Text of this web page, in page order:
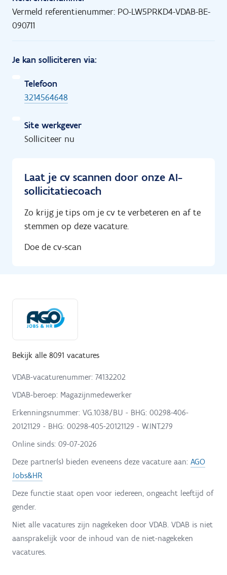
Vermeld referentienummer: PO-LW5PRKD4-VDAB-BE-
090711
Je kan solliciteren via:
Telefoon
3214564648
Site werkgever
Solliciteer nu
Laat je cv scannen door onze AI-
sollicitatiecoach
Zo krijg je tips om je cv te verbeteren en af te
stemmen op deze vacature.
Doe de cv-scan
Bekijk alle 8091 vacatures
VDAB-vacaturenummer: 74132202
VDAB-beroep: Magazijnmedewerker
Erkenningsnummer: VG.1038/BU - BHG: 00298-406-
20121129 - BHG: 00298-405-20121129 - W.INT.279
Online sinds: 09-07-2026
Deze partner(s) bieden eveneens deze vacature aan: AGO
Jobs&HR
Deze functie staat open voor iedereen, ongeacht leeftijd of
gender.
Niet alle vacatures zijn nagekeken door VDAB. VDAB is niet
aansprakelijk voor de inhoud van de niet-nagekeken
vacatures.